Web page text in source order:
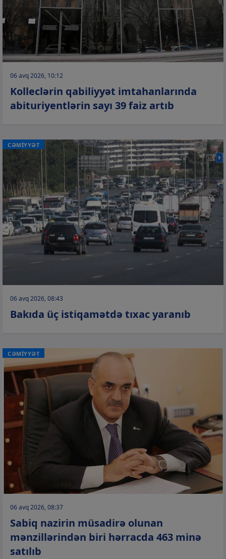
06 avq 2026, 10:12
Kolleclərin qabiliyyət imtahanlarında
abituriyentlərin sayı 39 faiz artıb
CƏMİYYƏT
06 avq 2026, 08:43
Bakıda üç istiqamətdə tıxac yaranıb
CƏMİYYƏT
06 avq 2026, 08:37
Sabiq nazirin müsadirə olunan
mənzillərindən biri hərracda 463 minə
satılıb